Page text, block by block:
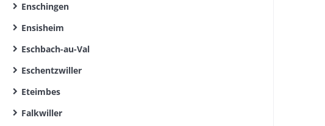
Enschingen
Ensisheim
Eschbach-au-Val
Eschentzwiller
Eteimbes
Falkwiller